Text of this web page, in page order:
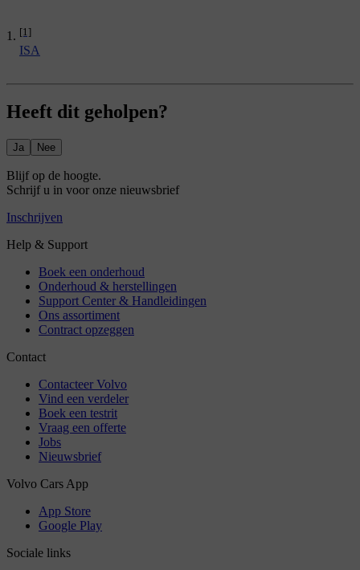
[1]
ISA
Heeft dit geholpen?
Ja Nee